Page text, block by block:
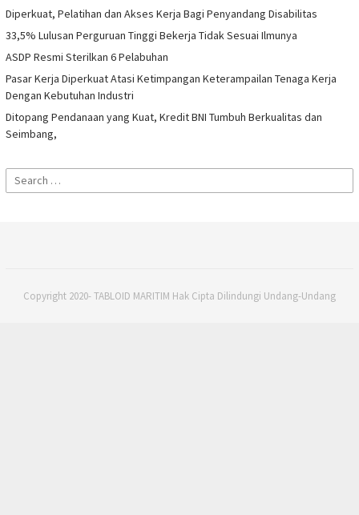
Diperkuat, Pelatihan dan Akses Kerja Bagi Penyandang Disabilitas
33,5% Lulusan Perguruan Tinggi Bekerja Tidak Sesuai Ilmunya
ASDP Resmi Sterilkan 6 Pelabuhan
Pasar Kerja Diperkuat Atasi Ketimpangan Keterampailan Tenaga Kerja
Dengan Kebutuhan Industri
Ditopang Pendanaan yang Kuat, Kredit BNI Tumbuh Berkualitas dan
Seimbang,
Search
for:
Copyright 2020- TABLOID MARITIM Hak Cipta Dilindungi Undang-Undang